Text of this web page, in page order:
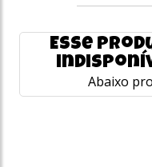
Esse
Abaixo